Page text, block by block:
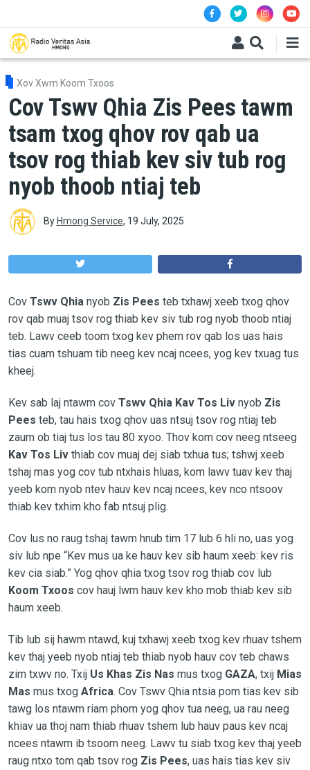
Xov Xwm Koom Txoos
Cov Tswv Qhia Zis Pees tawm
tsam txog qhov rov qab ua
tsov rog thiab kev siv tub rog
nyob thoob ntiaj teb
By Hmong Service, 19 July, 2025
Cov Tswv Qhianyob Zis Pees teb txhawj xeeb txog qhov
rov qab muaj tsov rog thiab kev siv tub rog nyob thoob ntiaj
teb. Lawv ceeb toom txog kev phem rov qab los uas hais
tias cuam tshuam tib neeg kev ncaj ncees, yog kev txuag tus
kheej.
Kev sab laj ntawm cov Tswv Qhia Kav Tos Livnyob Zis
Pees teb, tau hais txog qhov uas ntsuj tsov rog ntiaj teb
zaum ob tiaj tus los tau 80 xyoo. Thov kom cov neeg ntseeg
Kav Tos Livthiab cov muaj dej siab txhua tus; tshwj xeeb
tshaj mas yog cov tub ntxhais hluas, kom lawv tuav kev thaj
yeeb kom nyob ntev hauv kev ncaj ncees, kev nco ntsoov
thiab kev txhim kho fab ntsuj plig.
Cov lus no raug tshaj tawm hnub tim 17 lub 6 hli no, uas yog
siv lub npe “Kev mus ua ke hauv kev sib haum xeeb: kev ris
kev cia siab.” Yog qhov qhia txog tsov rog thiab cov lub
Koom Txoos cov hauj lwm hauv kev kho mob thiab kev sib
haum xeeb.
Tib lub sij hawm ntawd, kuj txhawj xeeb txog kev rhuav tshem
kev thaj yeeb nyob ntiaj teb thiab nyob hauv cov teb chaws
zim txwv no. Txij Us Khas Zis Nas mus txog GAZA, txij Mias
Mas mus txog Africa. Cov Tswv Qhia ntsia pom tias kev sib
tawg los ntawm riam phom yog qhov tua neeg, ua rau neeg
khiav ua thoj nam thiab rhuav tshem lub hauv paus kev ncaj
ncees ntawm ib tsoom neeg. Lawv tu siab txog kev thaj yeeb
raug ntxo tom qab tsov rog Zis Pees, uas hais tias kev siv